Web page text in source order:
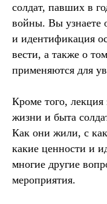
солдат, павших в
войны. Вы узнаете
и идентификация
вести, а также о
применяются для
Кроме того, лекция
жизни и быта
Как они жили, с
какие ценности и
многие другие
мероприятия.